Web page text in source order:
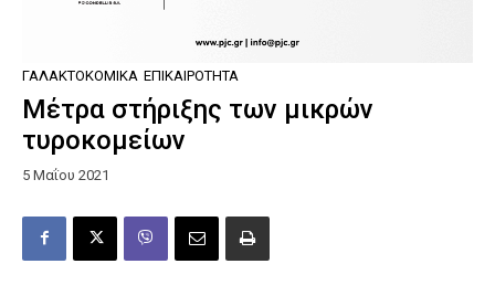
ΓΑΛΑΚΤΟΚΟΜΙΚΆ ΕΠΙΚΑΙΡΌΤΗΤΑ
Μέτρα στήριξης των μικρών
τυροκομείων
5 Μαΐου 2021